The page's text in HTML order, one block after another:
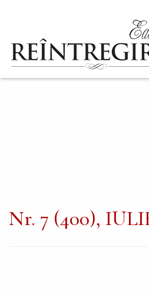
principală
Nr. 7 (400),